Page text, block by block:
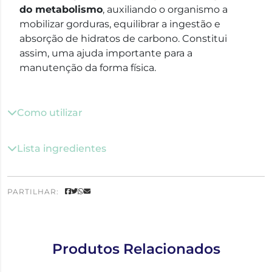
do metabolismo, auxiliando o organismo a
mobilizar gorduras, equilibrar a ingestão e
absorção de hidratos de carbono. Constitui
assim, uma ajuda importante para a
manutenção da forma física.
Como utilizar
Lista ingredientes
PARTILHAR:
Produtos Relacionados